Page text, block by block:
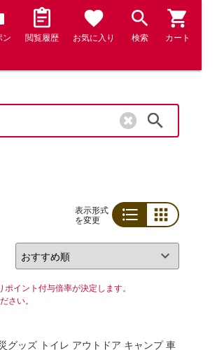
ン 閲覧履歴 お気に入り 検索 カート
表示形式
を変更
イント付与倍率が決定します。
さい。
グッズ トイレ アウトドア キャンプ 車